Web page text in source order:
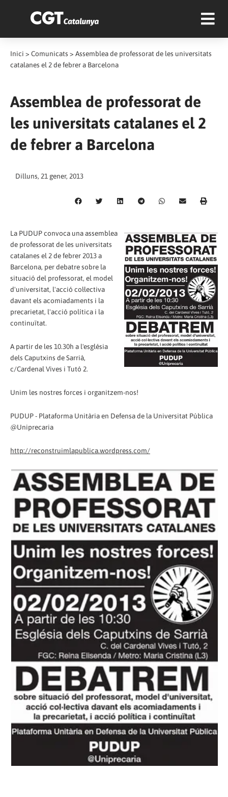
Inici > Comunicats > Assemblea de professorat de les universitats
catalanes el 2 de febrer a Barcelona
Assemblea de professorat de
les universitats catalanes el 2
de febrer a Barcelona
Dilluns, 21 gener, 2013
La PUDUP convoca una assemblea
de professorat de les universitats
catalanes el 2 de febrer 2013 a
Barcelona, per debatre sobre la
situació del professorat, el model
d'universitat, l'acció col·lectiva
davant els acomiadaments i la
precarietat, l'acció política i la
continuïtat.
A partir de les 10.30h a l'església
dels Caputxins de Sarrià,
c/Cardenal Vives i Tutó 2.
Unim les nostres forces i organitzem-nos!
PUDUP - Plataforma Unitària en Defensa de la Universitat Pública
@Uniprecaria
http://reconstruimlapublica.wordpress.com/